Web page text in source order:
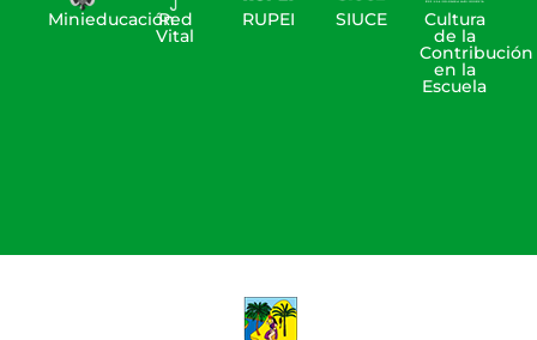
MinieducaciónRed
Vital
RUPEI SIUCE Cultura
de la
Contribución
en la
Escuela